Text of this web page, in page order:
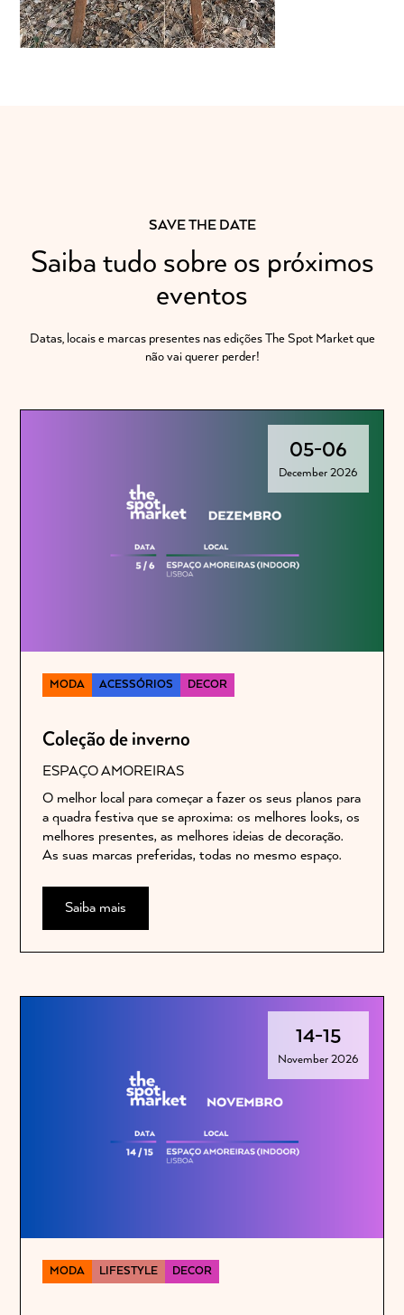
SAVE THE DATE
Saiba tudo sobre os próximos
eventos
Datas, locais e marcas presentes nas edições The Spot Market que
não vai querer perder!
05-06
December 2026
MODA ACESSÓRIOS DECOR
Coleção de inverno
ESPAÇO AMOREIRAS
O melhor local para começar a fazer os seus planos para
a quadra festiva que se aproxima: os melhores looks, os
melhores presentes, as melhores ideias de decoração.
As suas marcas preferidas, todas no mesmo espaço.
Saiba mais
14-15
November 2026
MODA LIFESTYLE DECOR